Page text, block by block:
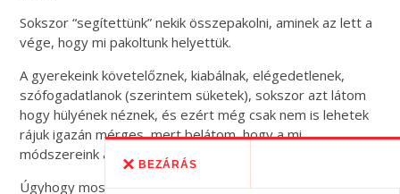
Sokszor “segítettünk” nekik összepakolni, aminek az lett a
vége, hogy mi pakoltunk helyettük.
A gyerekeink követelőznek, kiabálnak, elégedetlenek,
szófogadatlanok (szerintem süketek), sokszor azt látom
hogy hülyének néznek, és ezért még csak nem is lehetek
rájuk igazán mérges, mert belátom, hogy a mi
módszereink azok, amik nem váltak be.
Úgyhogy most reformáció zajlik a háztartásunkban, a
BEZÁRÁS